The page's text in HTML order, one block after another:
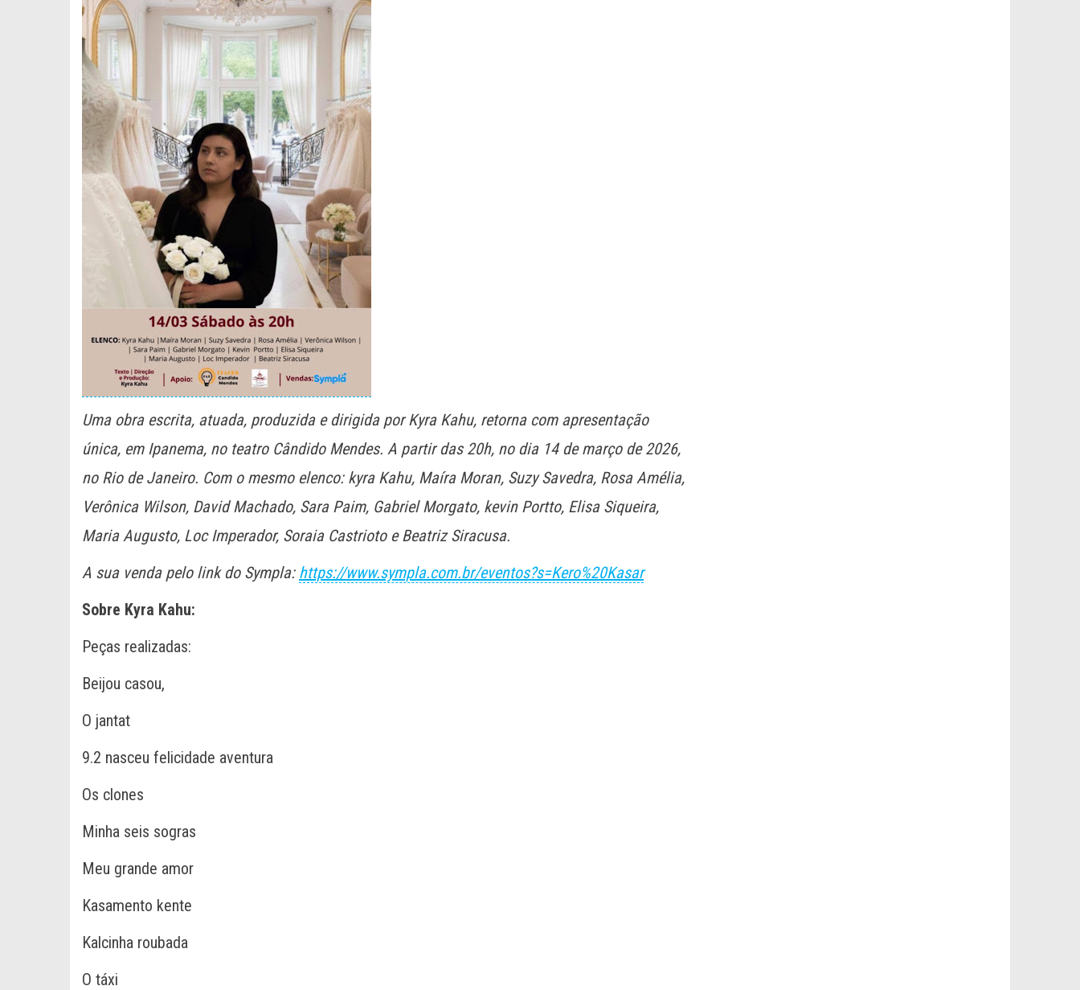
Uma obra escrita, atuada, produzida e dirigida por Kyra Kahu, retorna com apresentação
única, em Ipanema, no teatro Cândido Mendes. A partir das 20h, no dia 14 de março de 2026,
no Rio de Janeiro. Com o mesmo elenco: kyra Kahu, Maíra Moran, Suzy Savedra, Rosa Amélia,
Verônica Wilson, David Machado, Sara Paim, Gabriel Morgato, kevin Portto, Elisa Siqueira,
Maria Augusto, Loc Imperador, Soraia Castrioto e Beatriz Siracusa.
A sua venda pelo link do Sympla: https://www.sympla.com.br/eventos?s=Kero%20Kasar
Sobre Kyra Kahu:
Peças realizadas:
Beijou casou,
O jantat
9.2 nasceu felicidade aventura
Os clones
Minha seis sogras
Meu grande amor
Kasamento kente
Kalcinha roubada
O táxi